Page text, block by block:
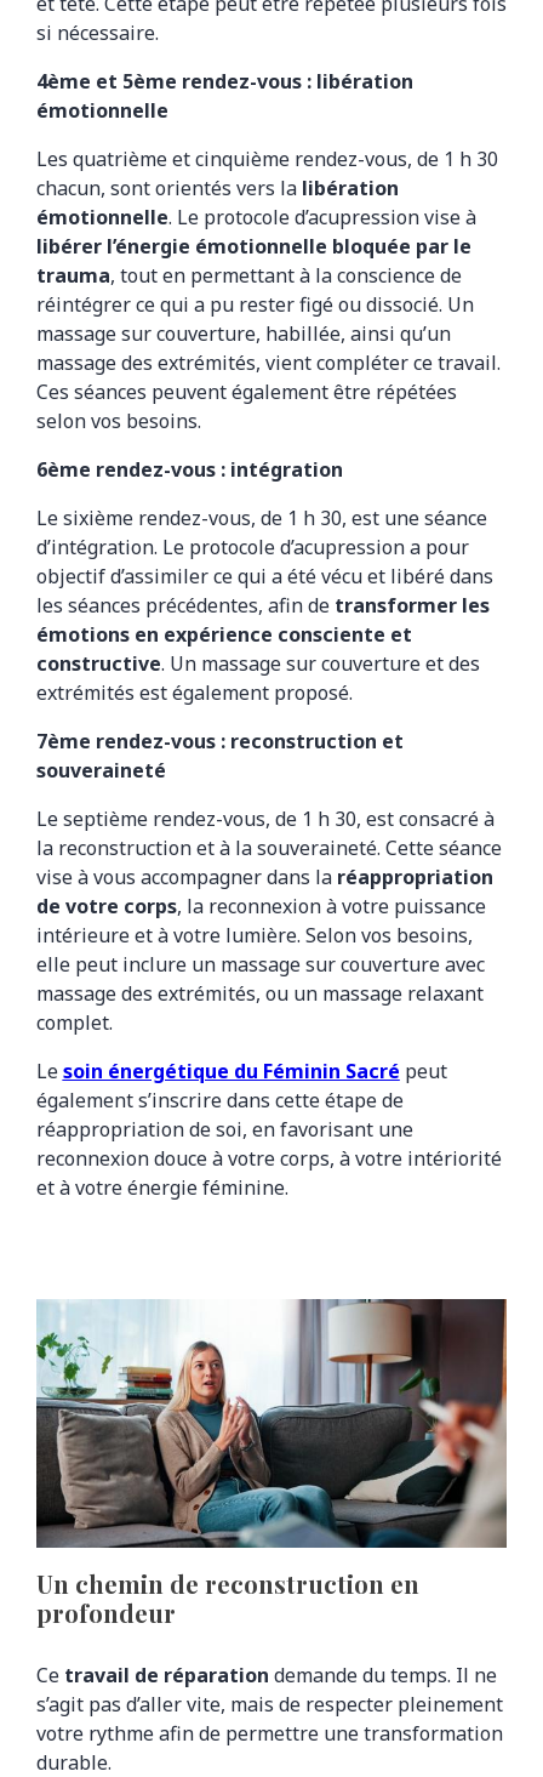
si nécessaire.
4ème et 5ème rendez-vous : libération
émotionnelle
Les quatrième et cinquième rendez-vous, de 1 h 30
chacun, sont orientés vers la libération
émotionnelle. Le protocole d’acupression vise à
libérer l’énergie émotionnelle bloquée par le
trauma, tout en permettant à la conscience de
réintégrer ce qui a pu rester figé ou dissocié. Un
massage sur couverture, habillée, ainsi qu’un
massage des extrémités, vient compléter ce travail.
Ces séances peuvent également être répétées
selon vos besoins.
6ème rendez-vous : intégration
Le sixième rendez-vous, de 1 h 30, est une séance
d’intégration. Le protocole d’acupression a pour
objectif d’assimiler ce qui a été vécu et libéré dans
les séances précédentes, afin de transformer les
émotions en expérience consciente et
constructive. Un massage sur couverture et des
extrémités est également proposé.
7ème rendez-vous : reconstruction et
souveraineté
Le septième rendez-vous, de 1 h 30, est consacré à
la reconstruction et à la souveraineté. Cette séance
vise à vous accompagner dans la réappropriation
de votre corps, la reconnexion à votre puissance
intérieure et à votre lumière. Selon vos besoins,
elle peut inclure un massage sur couverture avec
massage des extrémités, ou un massage relaxant
complet.
Lesoin énergétique du Féminin Sacré peut
également s’inscrire dans cette étape de
réappropriation de soi, en favorisant une
reconnexion douce à votre corps, à votre intériorité
et à votre énergie féminine.
Un chemin de reconstruction en
profondeur
Ce travail de réparation demande du temps. Il ne
s’agit pas d’aller vite, mais de respecter pleinement
votre rythme afin de permettre une transformation
durable.